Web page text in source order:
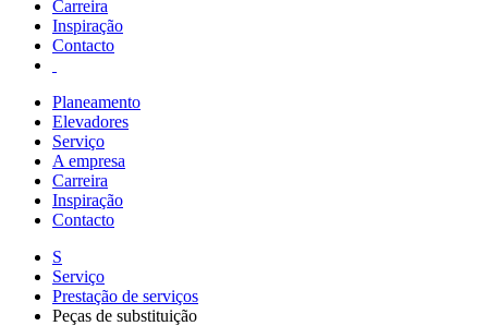
Carreira
Inspiração
Contacto
Planeamento
Elevadores
Serviço
A empresa
Carreira
Inspiração
Contacto
S
Serviço
Prestação de serviços
Peças de substituição